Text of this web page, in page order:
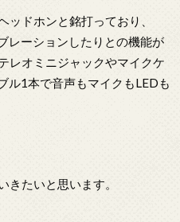
ッドホンと銘打っており、
レーションしたりとの機能が
レオミニジャックやマイクケ
ル1本で音声もマイクもLEDも
きたいと思います。